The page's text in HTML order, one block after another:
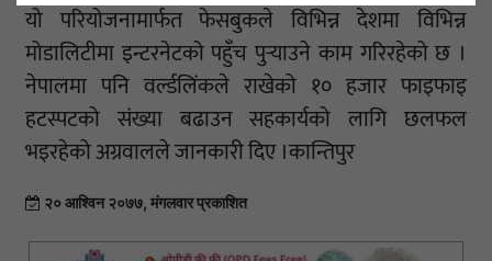
यो परियोजनामार्फत फेसबुकले विभिन्न देशमा विभिन्न
मोडालिटीमा इन्टरनेटको पहुँच पुर्‍याउने काम गरिरहेको छ ।
नेपालमा पनि वर्ल्डलिंकले राखेको १० हजार फाइफाइ
हटस्पटको संख्या बढाउन सहकार्यको लागि छलफल
भइरहेको अग्रवालले जानकारी दिए ।कान्तिपुर
२० आश्विन २०७७, मंगलवार प्रकाशित